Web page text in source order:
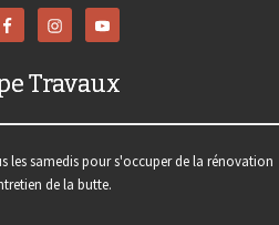
Travaux
les samedis pour s'occuper de la rénovation
de la butte.